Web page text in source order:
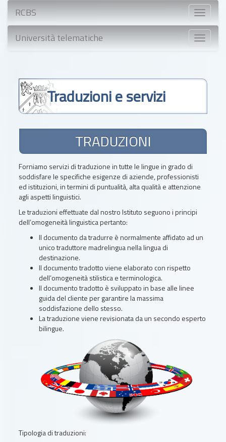
Toggle
RCBS
Toggle
Università telematiche
Traduzioni e servizi
TRADUZIONI
Forniamo servizi di traduzione in tutte le lingue in grado di
soddisfare le specifiche esigenze di aziende, professionisti
ed istituzioni, in termini di puntualità, alta qualità e attenzione
agli aspetti linguistici.
Le traduzioni effettuate dal nostro Istituto seguono i principi
dell’omogeneità linguistica pertanto:
Il documento da tradurre è normalmente affidato ad un
unico traduttore madrelingua nella lingua di
destinazione.
Il documento tradotto viene elaborato con rispetto
dell’omogeneità stilistica e terminologica.
Il documento tradotto è sviluppato in base alle linee
guida del cliente per garantire la massima
soddisfazione dello stesso.
La traduzione viene revisionata da un secondo esperto
bilingue.
Tipologia di traduzioni: